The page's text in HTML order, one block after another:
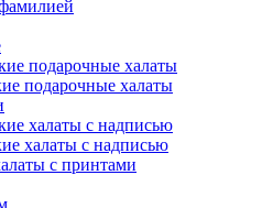
подарочные халаты
подарочные халаты
халаты с надписью
халаты с надписью
с принтами